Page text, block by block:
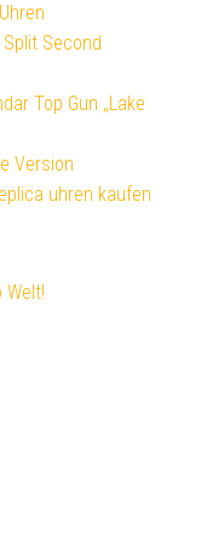
Second
Top Gun „Lake
Version
uhren kaufen
Welt!